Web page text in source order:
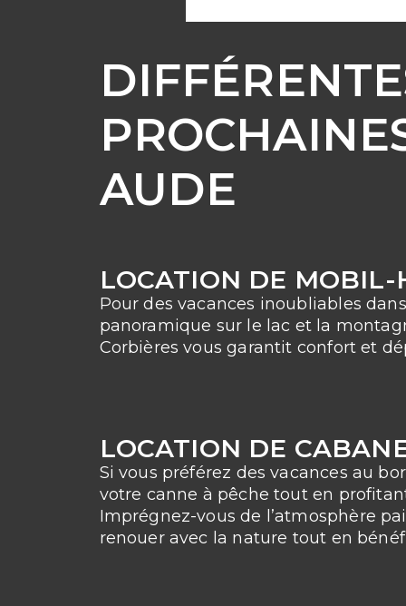
AUDE
LOCATION DE MOBIL-
Pour des vacances inoubliables
panoramique sur le lac et la
Corbières vous garantit confort et
LOCATION DE
Si vous préférez des vacances au
votre canne à pêche tout en
Imprégnez-vous de l’atmosphère
renouer avec la nature tout en